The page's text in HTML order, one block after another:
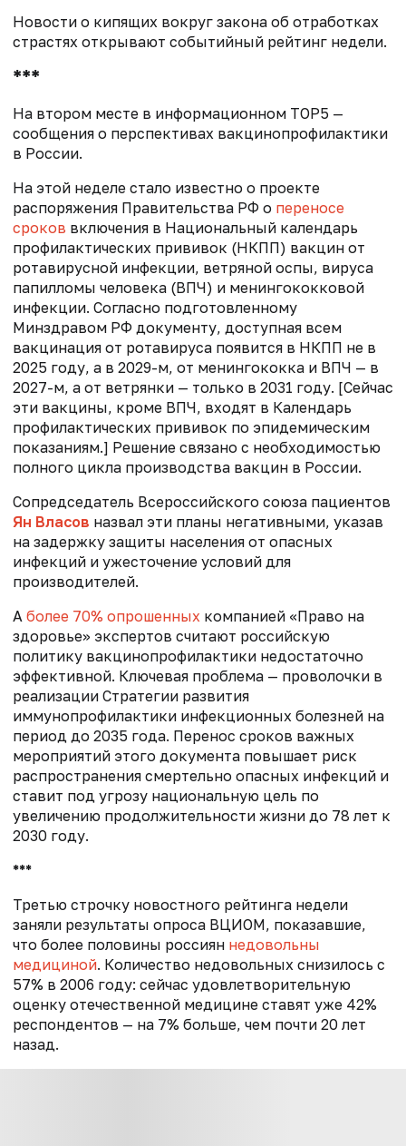
Новости о кипящих вокруг закона об отработках
страстях открывают событийный рейтинг недели.
***
На втором месте в информационном TOP5 —
сообщения о перспективах вакцинопрофилактики
в России.
На этой неделе стало известно о проекте
распоряжения Правительства РФ о переносе
сроков включения в Национальный календарь
профилактических прививок (НКПП) вакцин от
ротавирусной инфекции, ветряной оспы, вируса
папилломы человека (ВПЧ) и менингококковой
инфекции. Согласно подготовленному
Минздравом РФ документу, доступная всем
вакцинация от ротавируса появится в НКПП не в
2025 году, а в 2029-м, от менингококка и ВПЧ — в
2027-м, а от ветрянки — только в 2031 году. [Сейчас
эти вакцины, кроме ВПЧ, входят в Календарь
профилактических прививок по эпидемическим
показаниям.] Решение связано с необходимостью
полного цикла производства вакцин в России.
Сопредседатель Всероссийского союза пациентов
Ян Власов назвал эти планы негативными, указав
на задержку защиты населения от опасных
инфекций и ужесточение условий для
производителей.
А более 70% опрошенных компанией «Право на
здоровье» экспертов считают российскую
политику вакцинопрофилактики недостаточно
эффективной. Ключевая проблема — проволочки в
реализации Стратегии развития
иммунопрофилактики инфекционных болезней на
период до 2035 года. Перенос сроков важных
мероприятий этого документа повышает риск
распространения смертельно опасных инфекций и
ставит под угрозу национальную цель по
увеличению продолжительности жизни до 78 лет к
2030 году.
***
Третью строчку новостного рейтинга недели
заняли результаты опроса ВЦИОМ, показавшие,
что более половины россиян недовольны
медициной. Количество недовольных снизилось с
57% в 2006 году: сейчас удовлетворительную
оценку отечественной медицине ставят уже 42%
респондентов — на 7% больше, чем почти 20 лет
назад.